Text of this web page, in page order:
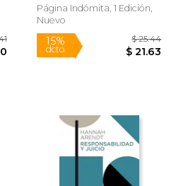
Página Indómita, 1 Edición,
Nuevo